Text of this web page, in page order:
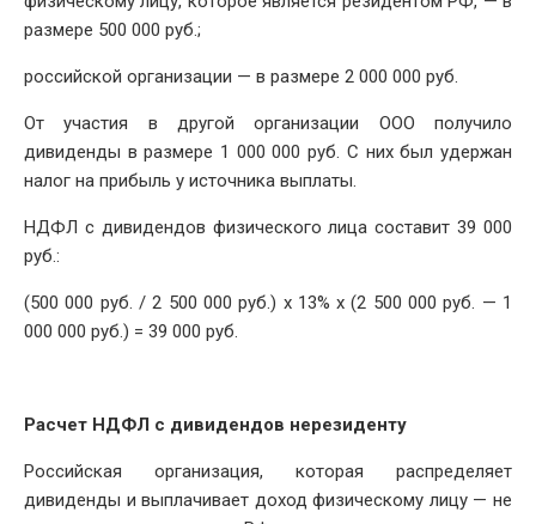
размере 500 000 руб.;
российской организации — в размере 2 000 000 руб.
От участия в другой организации ООО получило
дивиденды в размере 1 000 000 руб. С них был удержан
налог на прибыль у источника выплаты.
НДФЛ с дивидендов физического лица составит 39 000
руб.:
(500 000 руб. / 2 500 000 руб.) x 13% x (2 500 000 руб. — 1
000 000 руб.) = 39 000 руб.
Расчет НДФЛ с дивидендов нерезиденту
Российская организация, которая распределяет
дивиденды и выплачивает доход физическому лицу — не